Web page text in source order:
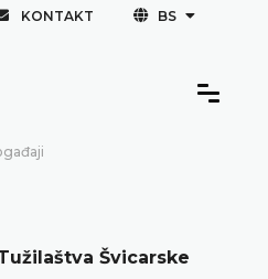
KONTAKT BS
Švicarske